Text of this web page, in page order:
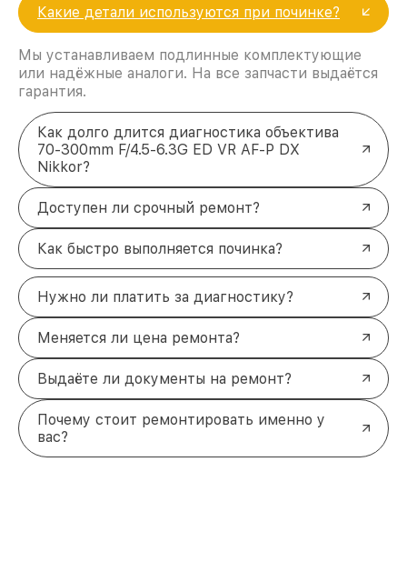
Какие детали используются при починке?
Мы устанавливаем подлинные комплектующие
или надёжные аналоги. На все запчасти выдаётся
гарантия.
Как долго длится диагностика объектива
70-300mm F/4.5-6.3G ED VR AF-P DX
Nikkor?
Доступен ли срочный ремонт?
Как быстро выполняется починка?
Нужно ли платить за диагностику?
Меняется ли цена ремонта?
Выдаёте ли документы на ремонт?
Почему стоит ремонтировать именно у
вас?